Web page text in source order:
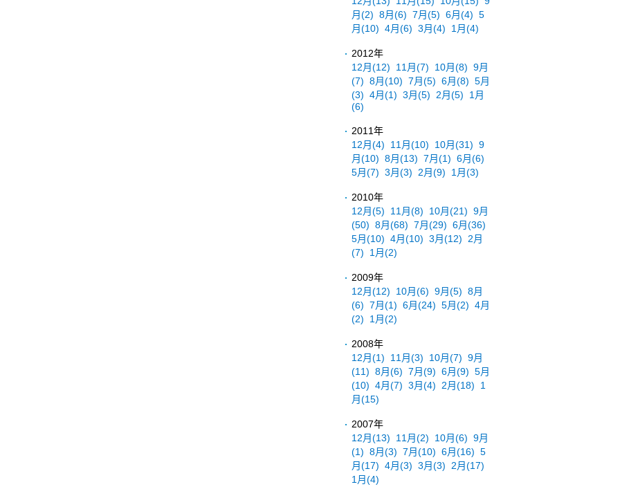
月(2) 8月(6) 7月(5) 6月(4) 5
月(10) 4月(6) 3月(4) 1月(4)
2012年
12月(12) 11月(7) 10月(8) 9月
(7) 8月(10) 7月(5) 6月(8) 5月
(3) 4月(1) 3月(5) 2月(5)
1月
(6)
2011年
12月(4) 11月(10) 10月(31) 9
月(10) 8月(13) 7月(1) 6月(6)
5月(7) 3月(3) 2月(9) 1月(3)
2010年
12月(5) 11月(8) 10月(21) 9月
(50) 8月(68) 7月(29) 6月(36)
5月(10) 4月(10) 3月(12)
2月
(7)
1月(2)
2009年
12月(12) 10月(6) 9月(5) 8月
(6) 7月(1) 6月(24) 5月(2) 4月
(2)
1月(2)
2008年
12月(1) 11月(3) 10月(7) 9月
(11) 8月(6) 7月(9) 6月(9) 5月
(10) 4月(7) 3月(4) 2月(18)
1
月(15)
2007年
12月(13) 11月(2) 10月(6) 9月
(1) 8月(3) 7月(10) 6月(16) 5
月(17) 4月(3) 3月(3) 2月(17)
1月(4)